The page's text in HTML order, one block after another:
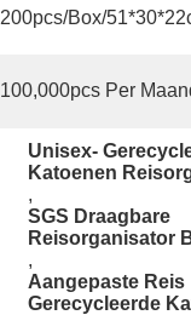
200pcs/box/
100,000pcs Per
Unisex-
Katoenen
,
SGS Draagbare
Reisorganisator
,
Aangepaste Reis
Gerecycleerde